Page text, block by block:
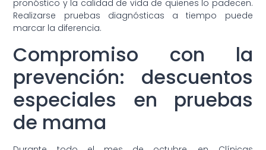
pronóstico y la calidad de vida de quienes lo padecen.
Realizarse pruebas diagnósticas a tiempo puede
marcar la diferencia.
Compromiso con la
prevención: descuentos
especiales en pruebas
de mama